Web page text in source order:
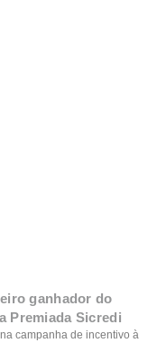
ganhador do
Premiada Sicredi
campanha de incentivo à